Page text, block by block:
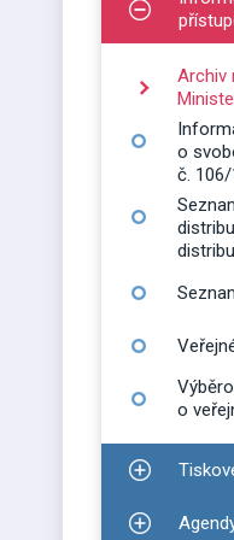
Zobrazit
Archiv
o
č. 106/
o
Zobrazit
Zobrazit